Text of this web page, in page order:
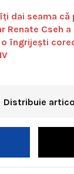
dai seama
Renate Cseh
îngrijești
Distribuie